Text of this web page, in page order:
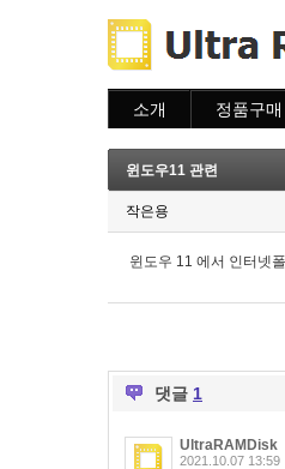
소개 정품구매
주문조회
이용안내
윈도우11 관련
작은용
윈도우 11 에서 인터넷
댓글 1
UltraRAMDisk
2021.10.07 13:59